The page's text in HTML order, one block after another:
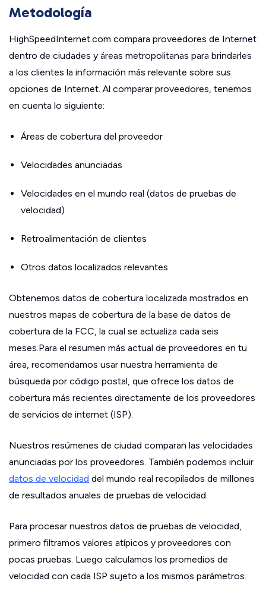
Metodología
HighSpeedInternet.com compara proveedores de Internet
dentro de ciudades y áreas metropolitanas para brindarles
a los clientes la información más relevante sobre sus
opciones de Internet. Al comparar proveedores, tenemos
en cuenta lo siguiente:
Áreas de cobertura del proveedor
Velocidades anunciadas
Velocidades en el mundo real (datos de pruebas de
velocidad)
Retroalimentación de clientes
Otros datos localizados relevantes
Obtenemos datos de cobertura localizada mostrados en
nuestros mapas de cobertura de la base de datos de
cobertura de la FCC, la cual se actualiza cada seis
meses.Para el resumen más actual de proveedores en tu
área, recomendamos usar nuestra herramienta de
búsqueda por código postal, que ofrece los datos de
cobertura más recientes directamente de los proveedores
de servicios de internet (ISP).
Nuestros resúmenes de ciudad comparan las velocidades
anunciadas por los proveedores. También podemos incluir
datos de velocidad del mundo real recopilados de millones
de resultados anuales de pruebas de velocidad.
Para procesar nuestros datos de pruebas de velocidad,
primero filtramos valores atípicos y proveedores con
pocas pruebas. Luego calculamos los promedios de
velocidad con cada ISP sujeto a los mismos parámetros.